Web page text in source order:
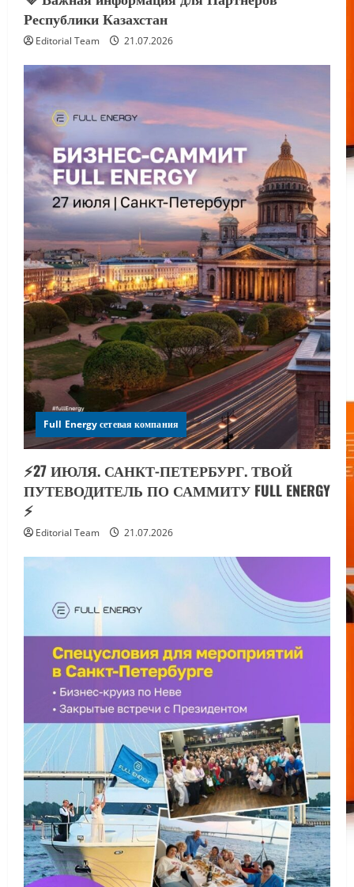
Республики Казахстан
Editorial Team 21.07.2026
Full Energy сетевая компания
⚡️27 ИЮЛЯ. САНКТ-ПЕТЕРБУРГ. ТВОЙ
ПУТЕВОДИТЕЛЬ ПО САММИТУ FULL ENERGY
⚡️
Editorial Team 21.07.2026